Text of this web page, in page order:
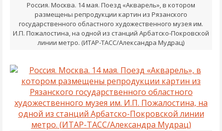
Россия. Москва. 14 мая. Поезд «Акварель», в котором
размещены репродукции картин из Рязанского
государственного областного художественного музея им.
И.П. Пожалостина, на одной из станций Арбатско-Покровской
линии метро. (ИТАР-ТАСС/Александра Мудрац)